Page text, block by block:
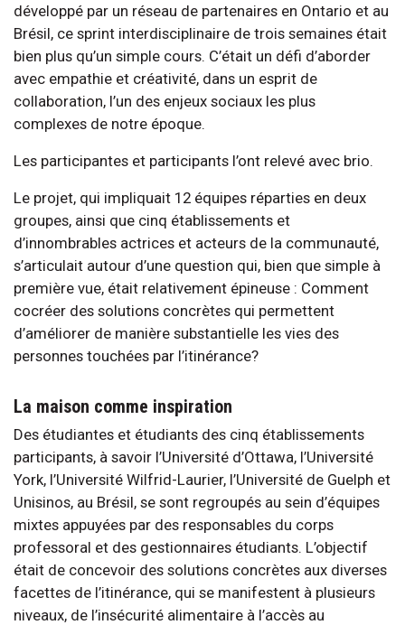
développé par un réseau de partenaires en Ontario et au
Brésil, ce sprint interdisciplinaire de trois semaines était
bien plus qu’un simple cours. C’était un défi d’aborder
avec empathie et créativité, dans un esprit de
collaboration, l’un des enjeux sociaux les plus
complexes de notre époque.
Les participantes et participants l’ont relevé avec brio.
Le projet, qui impliquait 12 équipes réparties en deux
groupes, ainsi que cinq établissements et
d’innombrables actrices et acteurs de la communauté,
s’articulait autour d’une question qui, bien que simple à
première vue, était relativement épineuse : Comment
cocréer des solutions concrètes qui permettent
d’améliorer de manière substantielle les vies des
personnes touchées par l’itinérance?
La maison comme inspiration
Des étudiantes et étudiants des cinq établissements
participants, à savoir l’Université d’Ottawa, l’Université
York, l’Université Wilfrid-Laurier, l’Université de Guelph et
Unisinos, au Brésil, se sont regroupés au sein d’équipes
mixtes appuyées par des responsables du corps
professoral et des gestionnaires étudiants. L’objectif
était de concevoir des solutions concrètes aux diverses
facettes de l’itinérance, qui se manifestent à plusieurs
niveaux, de l’insécurité alimentaire à l’accès au